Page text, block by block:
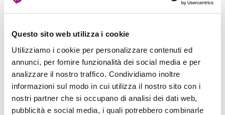
Questo sito web utilizza i cookie
Utilizziamo i cookie per personalizzare contenuti ed
annunci, per fornire funzionalità dei social media e per
analizzare il nostro traffico. Condividiamo inoltre
informazioni sul modo in cui utilizza il nostro sito con i
nostri partner che si occupano di analisi dei dati web,
pubblicità e social media, i quali potrebbero combinarle
Senza dubbio gli sviluppatori devono avere una
chiara comprensione, e idealmente una certa
esperienza di lavoro, su tecnologie come
Containerizzazione su Docker, Kubernetes ed
eventualmente AWS Lambda per ospitare i
vostri microservizi.